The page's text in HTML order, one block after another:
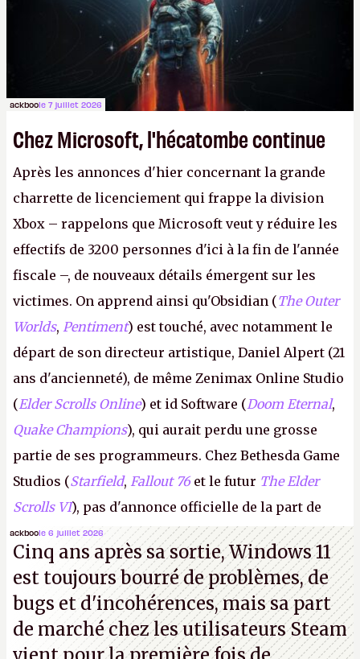
peut commencer à fantasmer.A.
ackboole 7 juillet 2026
Chez Microsoft, l'hécatombe continue
Après les annonces d'hier concernant la grande
charrette de licenciement qui frappe la division
Xbox – rappelons que Microsoft veut y réduire les
effectifs de 3200 personnes d'ici à la fin de l'année
fiscale –, de nouveaux détails émergent sur les
victimes. On apprend ainsi qu'Obsidian (The Outer
Worlds, Pentiment) est touché, avec notamment le
départ de son directeur artistique, Daniel Alpert (21
ans d'ancienneté), de même Zenimax Online Studio
(Elder Scrolls Online) et id Software (Doom Eternal,
Quake Champions), qui aurait perdu une grosse
partie de ses programmeurs. Chez Bethesda Game
Studios (Starfield, Fallout 76 et le futur The Elder
Scrolls VI), pas d'annonce officielle de la part de
Microsoft, mais le syndicat des employés confirme
de nombreux licenciements.A.
ackboole 6 juillet 2026
Cinq ans après sa sortie, Windows 11
est toujours bourré de problèmes, de
bugs et d'incohérences, mais sa part
de marché chez les utilisateurs Steam